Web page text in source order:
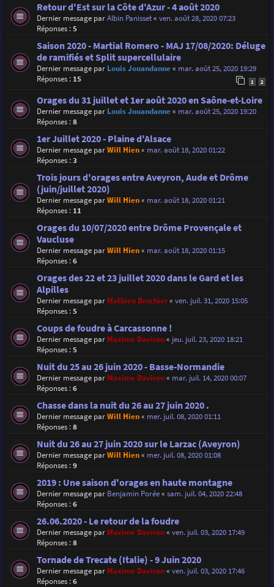
Retour d'Est sur la Côte d'Azur - 4 août 2020
Dernier message parAlbin Panisset« ven. août 28, 2020 07:23
Réponses :5
Saison 2020 - Martial Romero - MAJ 17/08/2020: Déluge
de ramifiés et Split supercellulaire
Dernier message par Louis Jouandanne« mar. août 25, 2020 19:29
Réponses : 15 1 2
Orages du 31 juillet et 1er août 2020 en Saône-et-Loire
Dernier message par Louis Jouandanne« mar. août 25, 2020 19:20
Réponses :8
1er Juillet 2020 - Plaine d'Alsace
Dernier message parWill Hien« mar. août 18, 2020 01:22
Réponses :3
Trois jours d'orages entre Aveyron, Aude et Drôme
(juin/juillet 2020)
Dernier message parWill Hien« mar. août 18, 2020 01:21
Réponses : 11
Orages du 10/07/2020 entre Drôme Provençale et
Vaucluse
Dernier message parWill Hien« mar. août 18, 2020 01:15
Réponses :6
Orages des 22 et 23 juillet 2020 dans le Gard et les
Alpilles
Dernier message par Mathieu Brochier« ven. juil. 31, 2020 15:05
Réponses :5
Coups de foudre à Carcassonne !
Dernier message par Maxime Daviron« jeu. juil. 23, 2020 18:21
Réponses :5
Nuit du 25 au 26 juin 2020 - Basse-Normandie
Dernier message par Maxime Daviron« mar. juil. 14, 2020 00:07
Réponses :6
Chasse dans la nuit du 26 au 27 juin 2020 .
Dernier message parWill Hien« mer. juil. 08, 2020 01:11
Réponses :8
Nuit du 26 au 27 juin 2020 sur le Larzac (Aveyron)
Dernier message parWill Hien« mer. juil. 08, 2020 01:08
Réponses :9
2019 : Une saison d'orages en haute montagne
Dernier message par Benjamin Porée« sam. juil. 04, 2020 22:48
Réponses :6
26.06.2020 - Le retour de la foudre
Dernier message par Maxime Daviron« ven. juil. 03, 2020 17:49
Réponses :8
Tornade de Trecate (Italie) - 9 Juin 2020
Dernier message par Maxime Daviron« ven. juil. 03, 2020 17:46
Réponses :6